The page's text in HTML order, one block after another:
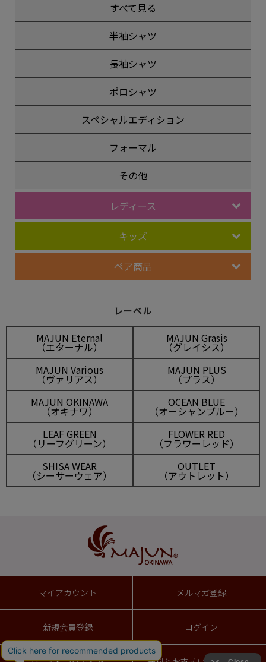
すべて見る
半袖シャツ
長袖シャツ
ポロシャツ
スペシャルエディション
フォーマル
その他
レディース
キッズ
ペア商品
レーベル
MAJUN Eternal
（エターナル）
MAJUN Grasis
（グレイシス）
MAJUN Various
（ヴァリアス）
MAJUN PLUS
（プラス）
MAJUN OKINAWA
（オキナワ）
OCEAN BLUE
（オーシャンブルー）
LEAF GREEN
（リーフグリーン）
FLOWER RED
（フラワーレッド）
SHISA WEAR
（シーサーウェア）
OUTLET
（アウトレット）
マイアカウント メルマガ登録
新規会員登録 ログイン